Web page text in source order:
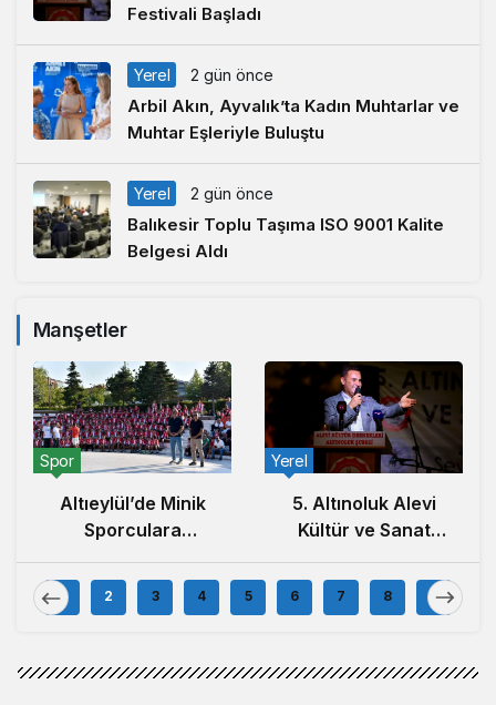
Festivali Başladı
Yerel 2 gün önce
Arbil Akın, Ayvalık’ta Kadın Muhtarlar ve
Muhtar Eşleriyle Buluştu
Yerel 2 gün önce
Balıkesir Toplu Taşıma ISO 9001 Kalite
Belgesi Aldı
Manşetler
Spor
Altıeylül’de Minik
Sporculara
Forması Hediye
Edildi
Yerel
5. Altınoluk Alevi
Kültür ve Sanat
1 2 3 4 5 6 7 8 9